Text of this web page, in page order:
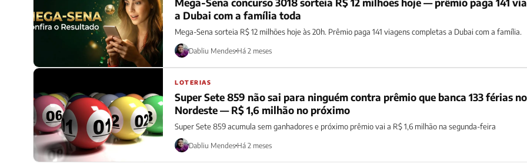
a Dubai com a família toda
Mega-Sena sorteia R$ 12 milhões hoje às 20h. Prêmio paga 141 viagens completas a Dubai com a família.
Dabliu Mendes Há 2 meses
LOTERIAS
Super Sete 859 não sai para ninguém contra prêmio que banca 133 férias no
Nordeste — R$ 1,6 milhão no próximo
Super Sete 859 acumula sem ganhadores e próximo prêmio vai a R$ 1,6 milhão na segunda-feira
Dabliu Mendes Há 2 meses